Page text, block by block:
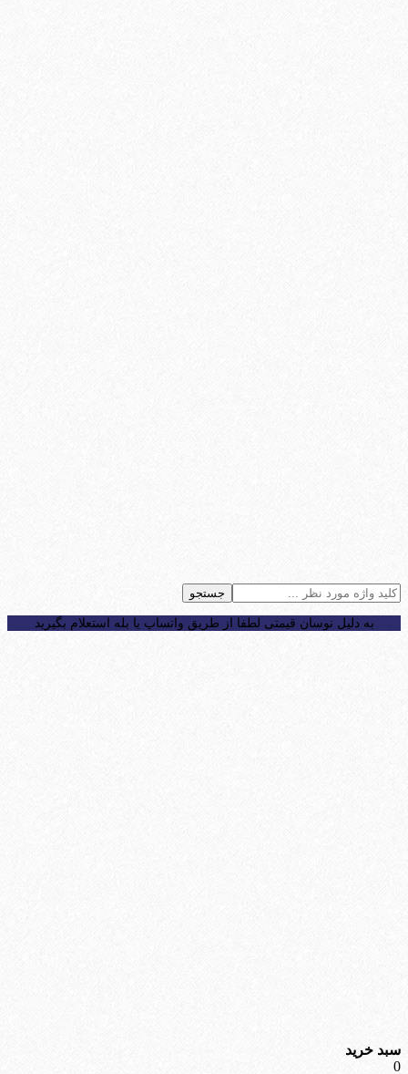
جستجو
به دلیل نوسان قیمتی لطفا از طریق واتساپ یا بله استعلام بگیرید
سبد خرید
0